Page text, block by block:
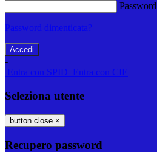
Password
Password dimenticata?
-
Entra con SPID
Entra con CIE
Seleziona utente
button close ×
Recupero password